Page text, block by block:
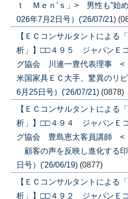
ｔ Ｍｅｎ’ｓ」> 男性も”始
026年7月2日号）('26/07/21)
【ＥＣコンサルタントによる
析」】□□４９５ ジャパンＥ
グ協会 川連一豊代表理事 <
米国家具ＥＣ大手、驚異のリ
6月25日号）('26/07/21) (0878)
【ＥＣコンサルタントによる
析」】□□４９４ ジャパンＥ
グ協会 豊島恵太客員講師 <
顧客の声を反映し進化する
日号）('26/06/19) (0877)
【ＥＣコンサルタントによる
析」】□□４９２ ジャパンＥ